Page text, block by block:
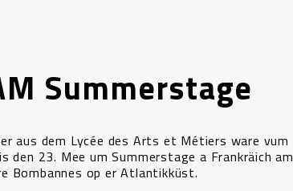
Summerstage
aus dem Lycée des Arts et Métiers ware vum
den 23. Mee um Summerstage a Frankräich am
Bombannes op er Atlantikküst.